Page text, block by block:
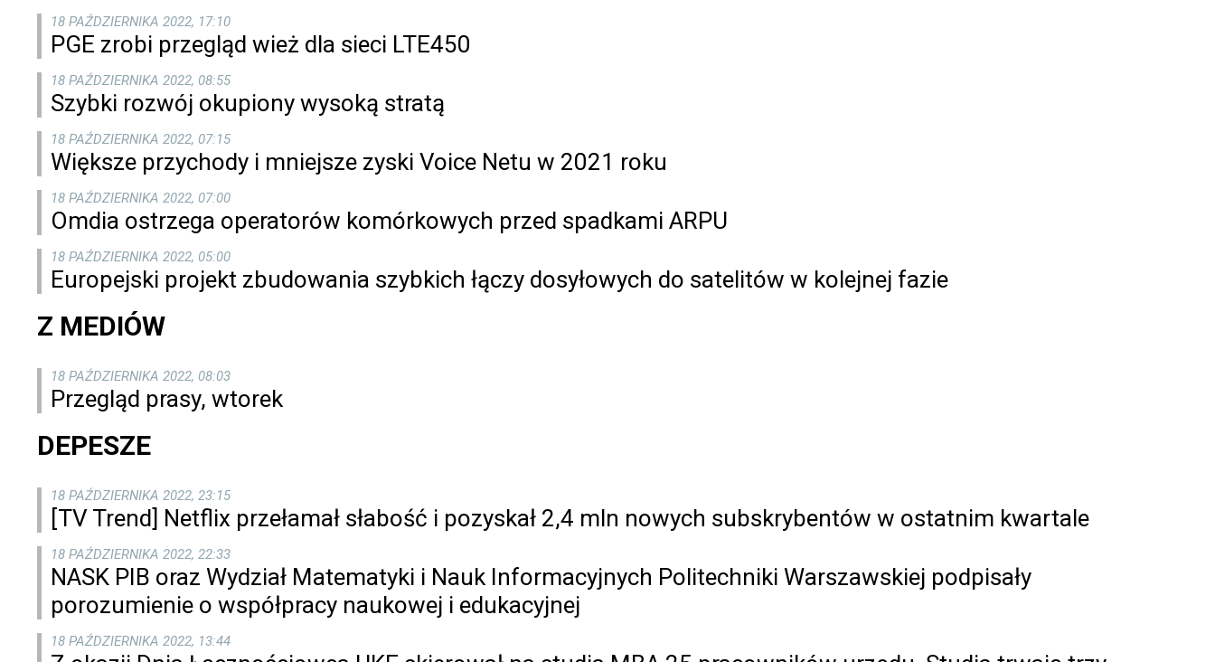
18 PAŹDZIERNIKA 2022, 17:10
PGE zrobi przegląd wież dla sieci LTE450
18 PAŹDZIERNIKA 2022, 08:55
Szybki rozwój okupiony wysoką stratą
18 PAŹDZIERNIKA 2022, 07:15
Większe przychody i mniejsze zyski Voice Netu w 2021 roku
18 PAŹDZIERNIKA 2022, 07:00
Omdia ostrzega operatorów komórkowych przed spadkami ARPU
18 PAŹDZIERNIKA 2022, 05:00
Europejski projekt zbudowania szybkich łączy dosyłowych do satelitów w kolejnej fazie
Z MEDIÓW
18 PAŹDZIERNIKA 2022, 08:03
Przegląd prasy, wtorek
DEPESZE
18 PAŹDZIERNIKA 2022, 23:15
[TV Trend] Netflix przełamał słabość i pozyskał 2,4 mln nowych subskrybentów w ostatnim kwartale
18 PAŹDZIERNIKA 2022, 22:33
NASK PIB oraz Wydział Matematyki i Nauk Informacyjnych Politechniki Warszawskiej podpisały
porozumienie o współpracy naukowej i edukacyjnej
18 PAŹDZIERNIKA 2022, 13:44